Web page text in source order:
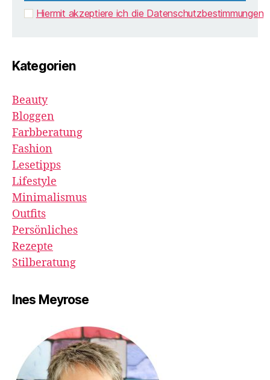
Hiermit akzeptiere ich die Datenschutzbestimmungen
Kategorien
Beauty
Bloggen
Farbberatung
Fashion
Lesetipps
Lifestyle
Minimalismus
Outfits
Persönliches
Rezepte
Stilberatung
Ines Meyrose